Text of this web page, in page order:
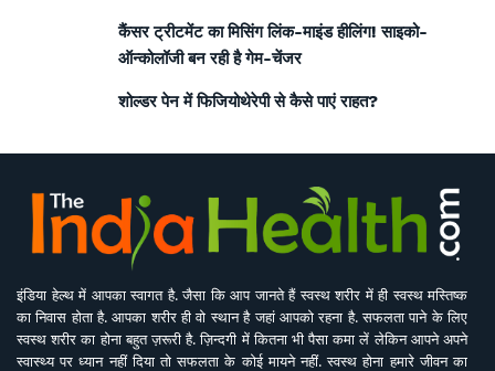
कैंसर ट्रीटमेंट का मिसिंग लिंक-माइंड हीलिंग! साइको-
ऑन्कोलॉजी बन रही है गेम-चेंजर
शोल्डर पेन में फिजियोथेरेपी से कैसे पाएं राहत?
इंडिया हेल्थ में आपका स्वागत है. जैसा कि आप जानते हैं स्वस्थ शरीर में ही स्वस्थ मस्तिष्क
का निवास होता है. आपका शरीर ही वो स्थान है जहां आपको रहना है. सफलता पाने के लिए
स्वस्थ शरीर का होना बहुत ज़रूरी है. ज़िन्दगी में कितना भी पैसा कमा लें लेकिन आपने अपने
स्वास्थ्य पर ध्यान नहीं दिया तो सफलता के कोई मायने नहीं. स्वस्थ होना हमारे जीवन का